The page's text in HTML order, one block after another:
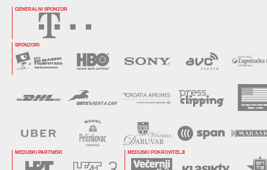
GENERALNI SPONZOR
SPONZORI
MEDIJSKI PARTNERI MEDIJSKI POKROVITELJI